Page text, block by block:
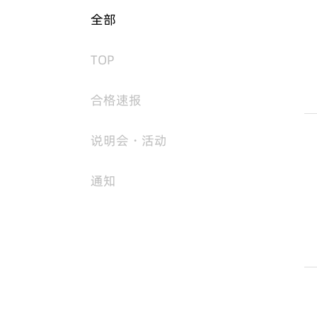
全部
TOP
合格速报
说明会・活动
通知